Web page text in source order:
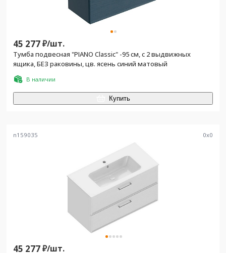
45 277₽/шт.
Тумба подвесная "PIANO Classic" -95 см, с 2 выдвижных
ящика, БЕЗ раковины, цв. ясень синий матовый
В наличии
Купить
n159035 0x0
45 277₽/шт.